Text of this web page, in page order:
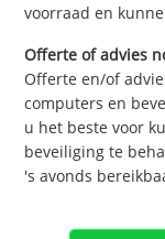
voorraad en
Offerte of advies
Offerte en/of
computers en
u het beste voor
beveiliging te
's avonds